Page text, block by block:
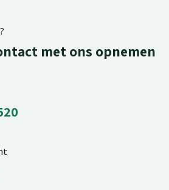
met ons opnemen